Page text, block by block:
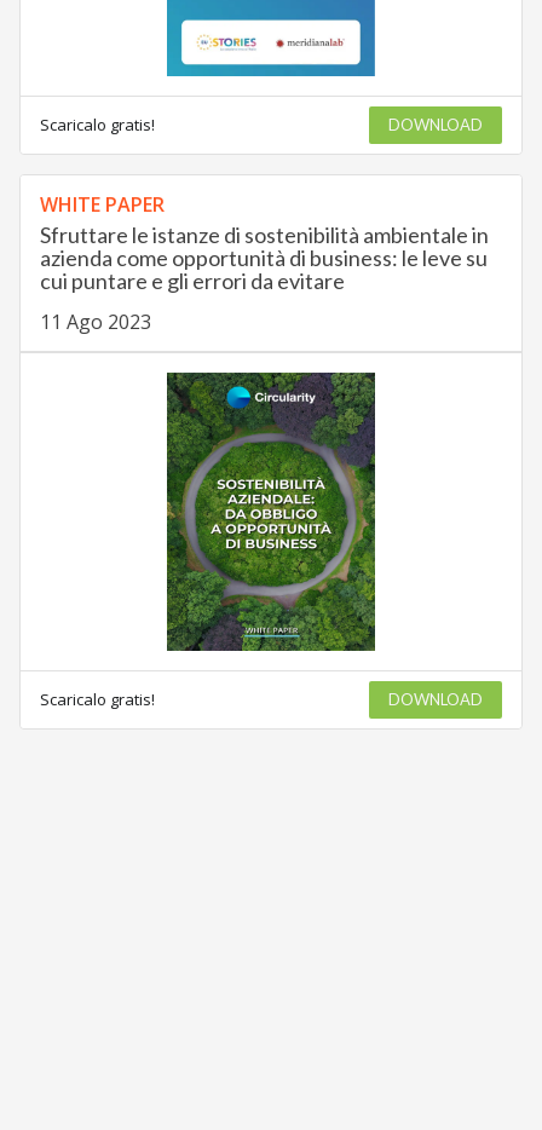
Scaricalo gratis! DOWNLOAD
WHITE PAPER
Sfruttare le istanze di sostenibilità ambientale in
azienda come opportunità di business: le leve su
cui puntare e gli errori da evitare
11 Ago 2023
Scaricalo gratis! DOWNLOAD